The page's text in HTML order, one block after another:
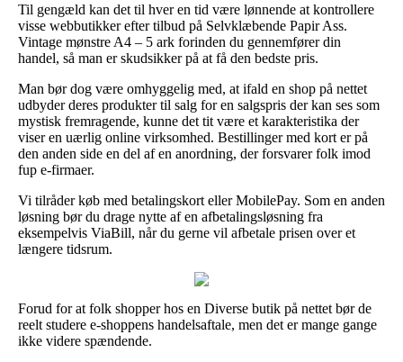
Til gengæld kan det til hver en tid være lønnende at kontrollere
visse webbutikker efter tilbud på Selvklæbende Papir Ass.
Vintage mønstre A4 – 5 ark forinden du gennemfører din
handel, så man er skudsikker på at få den bedste pris.
Man bør dog være omhyggelig med, at ifald en shop på nettet
udbyder deres produkter til salg for en salgspris der kan ses som
mystisk fremragende, kunne det tit være et karakteristika der
viser en uærlig online virksomhed. Bestillinger med kort er på
den anden side en del af en anordning, der forsvarer folk imod
fup e-firmaer.
Vi tilråder køb med betalingskort eller MobilePay. Som en anden
løsning bør du drage nytte af en afbetalingsløsning fra
eksempelvis ViaBill, når du gerne vil afbetale prisen over et
længere tidsrum.
Forud for at folk shopper hos en Diverse butik på nettet bør de
reelt studere e-shoppens handelsaftale, men det er mange gange
ikke videre spændende.